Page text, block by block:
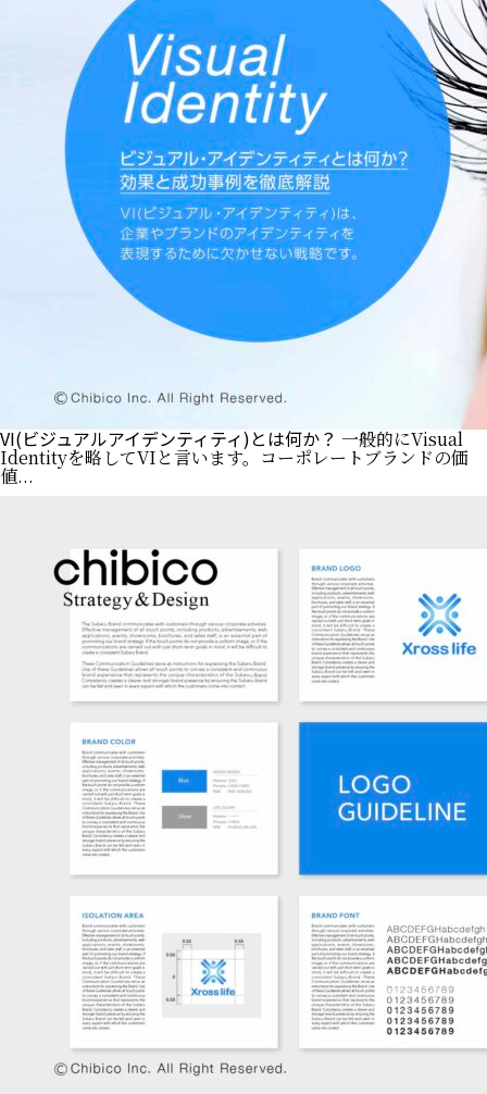
VI(ビジュアルアイデンティティ)とは何か？ 一般的にVisual
Identityを略してVIと言います。コーポレートブランドの価
値...